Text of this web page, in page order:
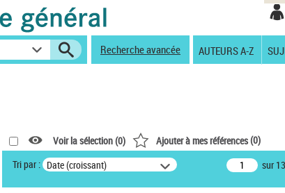
Recherche avancée AUTEURS A-Z
Voir la sélection (0) Ajouter à mes références(0)
Tri par : Date (croissant) sur 13